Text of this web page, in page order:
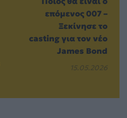
επόμενος 007 –
Ξεκίνησε το
casting για τον νέο
James Bond
15.05.2026